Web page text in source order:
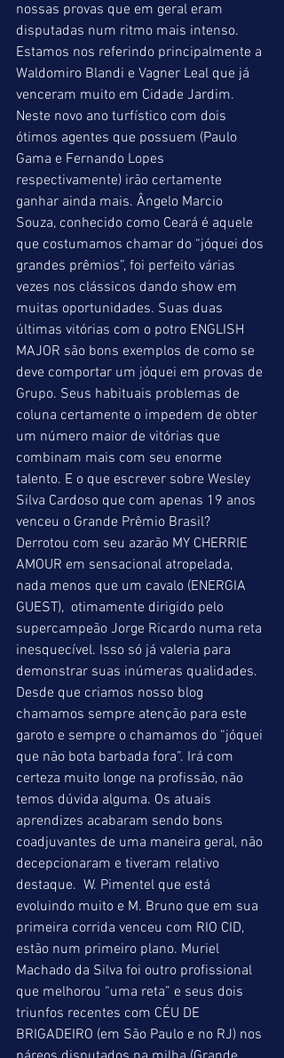
nossas provas que em geral eram
disputadas num ritmo mais intenso.
Estamos nos referindo principalmente a
Waldomiro Blandi e Vagner Leal que já
venceram muito em Cidade Jardim.
Neste novo ano turfístico com dois
ótimos agentes que possuem (Paulo
Gama e Fernando Lopes
respectivamente) irão certamente
ganhar ainda mais. Ângelo Marcio
Souza, conhecido como Ceará é aquele
que costumamos chamar do “jóquei dos
grandes prêmios”, foi perfeito várias
vezes nos clássicos dando show em
muitas oportunidades. Suas duas
últimas vitórias com o potro ENGLISH
MAJOR são bons exemplos de como se
deve comportar um jóquei em provas de
Grupo. Seus habituais problemas de
coluna certamente o impedem de obter
um número maior de vitórias que
combinam mais com seu enorme
talento. E o que escrever sobre Wesley
Silva Cardoso que com apenas 19 anos
venceu o Grande Prêmio Brasil?
Derrotou com seu azarão MY CHERRIE
AMOUR em sensacional atropelada,
nada menos que um cavalo (ENERGIA
GUEST),  otimamente dirigido pelo
supercampeão Jorge Ricardo numa reta
inesquecível. Isso só já valeria para
demonstrar suas inúmeras qualidades.
Desde que criamos nosso blog
chamamos sempre atenção para este
garoto e sempre o chamamos do “jóquei
que não bota barbada fora”. Irá com
certeza muito longe na profissão, não
temos dúvida alguma. Os atuais
aprendizes acabaram sendo bons
coadjuvantes de uma maneira geral, não
decepcionaram e tiveram relativo
destaque.  W. Pimentel que está
evoluindo muito e M. Bruno que em sua
primeira corrida venceu com RIO CID,
estão num primeiro plano. Muriel
Machado da Silva foi outro profissional
que melhorou “uma reta” e seus dois
triunfos recentes com CÉU DE
BRIGADEIRO (em São Paulo e no RJ) nos